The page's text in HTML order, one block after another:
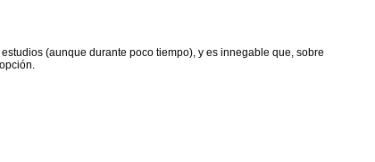
(aunque durante poco tiempo), y es innegable que, sobre